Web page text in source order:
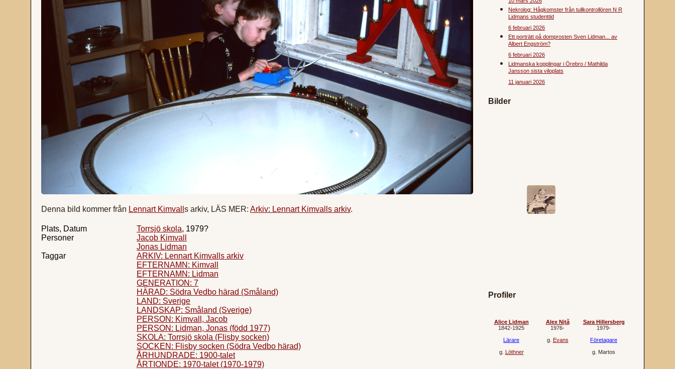
Denna bild kommer från Lennart Kimvall s arkiv, LÄS MER: Arkiv: Lennart Kimvalls arkiv.
Plats, Datum Torrsjö skola, 1979?
Personer
Jacob Kimvall
Jonas Lidman
Taggar
ARKIV: Lennart Kimvalls arkiv
EFTERNAMN: Kimvall
EFTERNAMN: Lidman
GENERATION: 7
HÄRAD: Södra Vedbo härad (Småland)
LAND: Sverige
LANDSKAP: Småland (Sverige)
PERSON: Kimvall, Jacob
PERSON: Lidman, Jonas (född 1977)
SKOLA: Torrsjö skola (Flisby socken)
SOCKEN: Flisby socken (Södra Vedbo härad)
ÅRHUNDRADE: 1900-talet
ÅRTIONDE: 1970-talet (1970-1979)
Nekrolog: Hågkomster från tullkontrollören N R
Lidmans studenttid
6 februari 2026
Ett porträtt på domprosten Sven Lidman... av
Albert Engström?
6 februari 2026
Lidmanska kopplingar i Örebro / Mathilda
Jansson sista viloplats
11 januari 2026
Bilder
Profiler
Alice Lidman
1842‐1925
Lärare
g. Löthner
Alex Niță
1976‐
g. Evans
Sara Hillersberg
1979‐
Företagare
g. Martos